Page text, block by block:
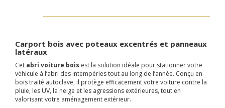
Carport bois avec poteaux excentrés et panneaux
latéraux
Cet abri voiture bois est la solution idéale pour stationner votre
véhicule à l’abri des intempéries tout au long de l’année. Conçu en
bois traité autoclave, il protège efficacement votre voiture contre la
pluie, les UV, la neige et les agressions extérieures, tout en
valorisant votre aménagement extérieur.